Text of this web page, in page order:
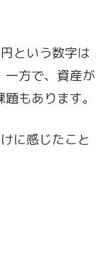
という数字は
一方で、資産が
もあります。
に感じたこと